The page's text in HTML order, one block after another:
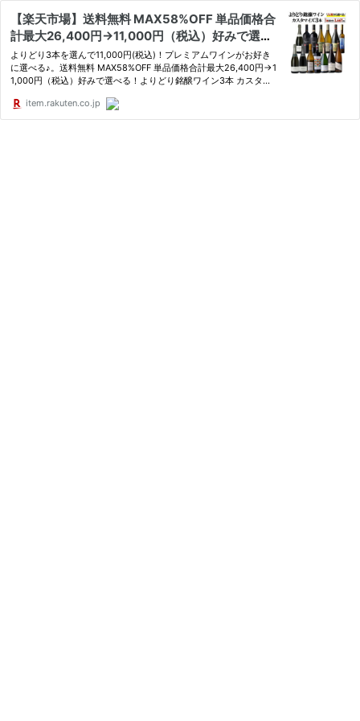
【楽天市場】送料無料 MAX58%OFF 単品価格合
計最大26,400円→11,000円（税込）好みで選べ
る！よりどり銘醸ワイン3本 カスタマイズセット
シーン、好みにあわせて 組み合わせ自由♪アソー
ト ワインセット赤 白 泡 シャンパーニュ 浜運A：
銘醸ワイン専門 CAVE de L NAOTAKA
よりどり3本を選んで11,000円(税込)！プレミアムワインがお好き
に選べる♪。送料無料 MAX58%OFF 単品価格合計最大26,400円→1
1,000円（税込）好みで選べる！よりどり銘醸ワイン3本 カスタマ
ンセット赤 白 泡 シャンパーニュ 浜運A
item.rakuten.co.jp